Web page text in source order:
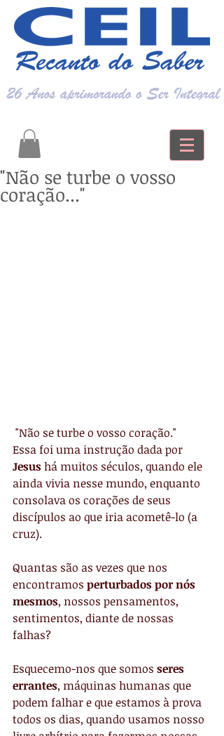
"Não se turbe o vosso
coração..."
"Não se turbe o vosso coração."
Essa foi uma instrução dada por
Jesus há muitos séculos, quando ele
ainda vivia nesse mundo, enquanto
consolava os corações de seus
discípulos ao que iria acometê-lo (a
cruz).
Quantas são as vezes que nos
encontramos perturbados por nós
mesmos, nossos pensamentos,
sentimentos, diante de nossas
falhas?
Esquecemo-nos que somos seres
errantes, máquinas humanas que
podem falhar e que estamos à prova
todos os dias, quando usamos nosso